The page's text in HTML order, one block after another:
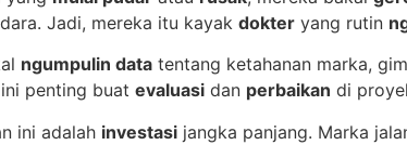
Jadi, mereka itu kayak dokter yang rutin
ngumpulin data tentang ketahanan marka,
penting buat evaluasi dan perbaikan di
ini adalah investasi jangka panjang. Marka